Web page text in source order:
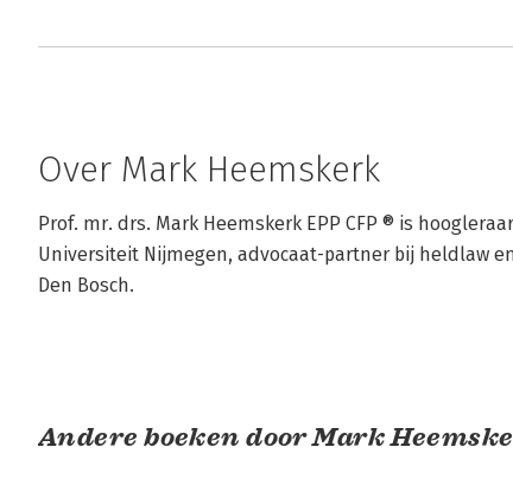
Over Mark Heemskerk
Prof. mr. drs. Mark Heemskerk EPP CFP ® is
Universiteit Nijmegen, advocaat-partner bij heldlaw
Den Bosch.
Andere boeken door Mark